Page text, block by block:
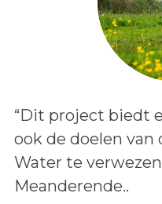
Lees het bericht:
“Dit project biedt
ook de doelen
Water te
Meanderende..